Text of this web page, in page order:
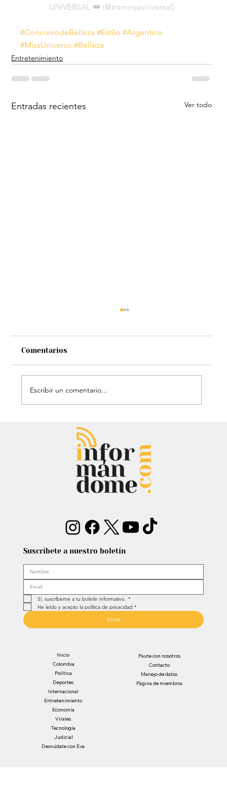
UNIVERSAL 👑 (@tramoyauniversal)
#ConcursodeBelleza #Estilo #Argentina
#MissUniverso #Belleza
Entretenimiento
Entradas recientes Ver todo
Chayanne se animó a trend viral y
dejó mensaje: “Antes de ser tu
Comentarios
Escribir un comentario...
Suscríbete a nuestro boletín
Sí, suscríbeme a tu boletín informativo. *
He leído y acepto la política de privacidad *
Enviar
Inicio
Colombia
Política
Deportes
Internacional
Entretenimiento
Economía
Virales
Tecnología
Judicial
Desnúdate con Eva
Paute con nosotros
Contacto
Manejo de datos
Página de miembros